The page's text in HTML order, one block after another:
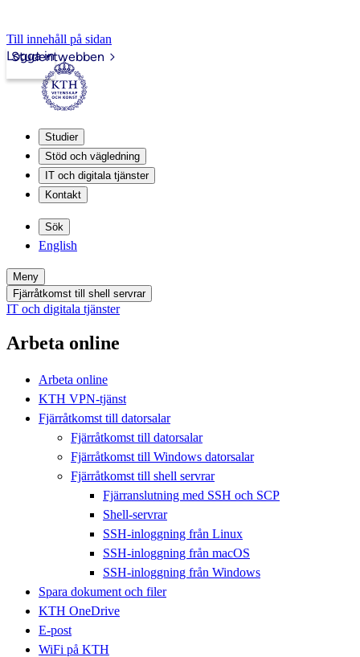
Till innehåll på sidan
Studentwebben
Logga in
Studier
Stöd och vägledning
IT och digitala tjänster
Kontakt
Sök
English
Meny
Fjärråtkomst till shell servrar
IT och digitala tjänster
Arbeta online
Arbeta online
KTH VPN-tjänst
Fjärråtkomst till datorsalar
Fjärråtkomst till datorsalar
Fjärråtkomst till Windows datorsalar
Fjärråtkomst till shell servrar
Fjärranslutning med SSH och SCP
Shell-servrar
SSH-inloggning från Linux
SSH-inloggning från macOS
SSH-inloggning från Windows
Spara dokument och filer
KTH OneDrive
E-post
WiFi på KTH